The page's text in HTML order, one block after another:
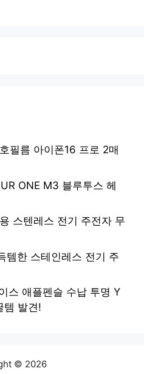
필름 아이폰16 프로 2매
ONE M3 블루투스 헤
스텐레스 전기 주전자 무
템한 스테인레스 전기 주
스 애플펜슬 수납 투명 Y
템 발견!
© 2026